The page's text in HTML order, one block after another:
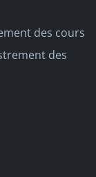
des cours
des